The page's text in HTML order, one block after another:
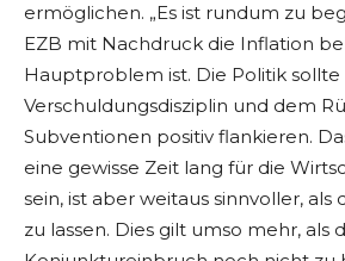
ermöglichen. „Es ist rundum zu
EZB mit Nachdruck die Inflation
Hauptproblem ist. Die Politik sollte
Verschuldungsdisziplin und dem
Subventionen positiv flankieren.
eine gewisse Zeit lang für die
sein, ist aber weitaus sinnvoller, als
zu lassen. Dies gilt umso mehr, als